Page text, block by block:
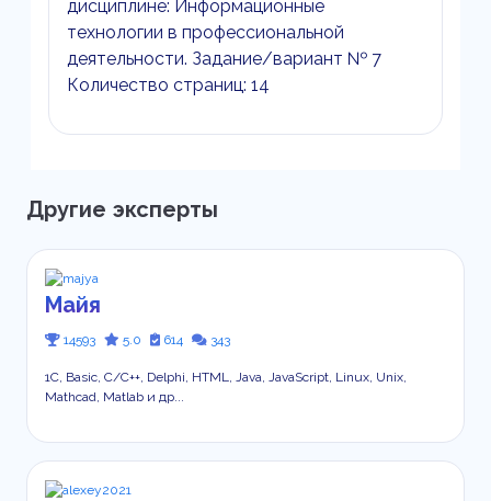
дисциплине: Информационные
технологии в профессиональной
деятельности. Задание/вариант № 7
Количество страниц: 14
Другие эксперты
Майя
14593 5.0 614 343
1С, Basic, C/C++, Delphi, HTML, Java, JavaScript, Linux, Unix,
Mathcad, Matlab и др...